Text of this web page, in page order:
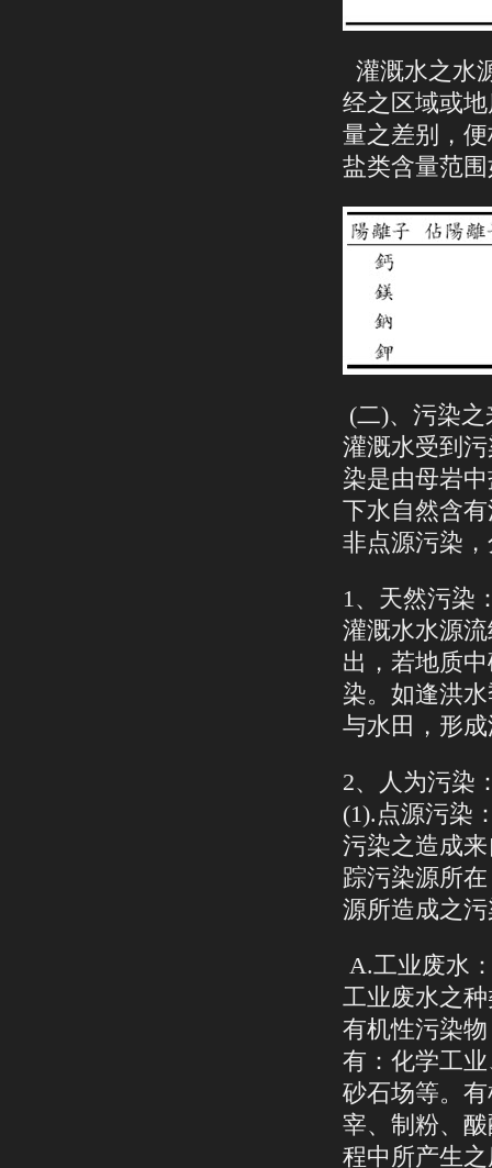
灌溉水之水
经之区域或
量之差别，
盐类含量范
(二)、污染之
灌溉水受到
染是由母岩
下水自然含
非点源污染
1、天然污染
灌溉水水源
出，若地质
染。如逢洪
与水田，形
2、人为污染
(1).点源污染
污染之造成
踪污染源所
源所造成之
A.工业废水
工业废水之
有机性污染
有：化学工
砂石场等。
宰、制粉、
程中所产生